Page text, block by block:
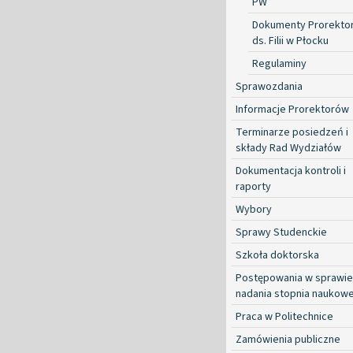
Dokumenty
ds. Filii w Płocku
Regulaminy
Sprawozdania
Informacje Prorektorów
Terminarze posiedzeń i
składy Rad Wydziałów
Dokumentacja kontroli i
raporty
Wybory
Sprawy Studenckie
Szkoła doktorska
Postępowania w sprawie
nadania stopnia
Praca w Politechnice
Zamówienia publiczne